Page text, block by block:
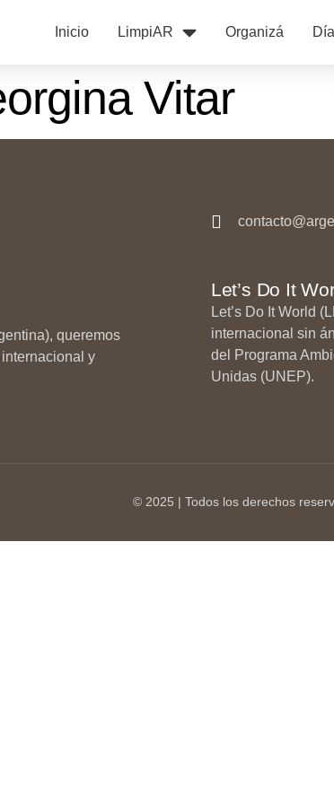
Inicio LimpiAR Organizá
Vitar
queremos
y
Let’s Do It
Let’s Do It World
internacional sin
del Programa
Unidas (UNEP).
© 2025 | Todos los derechos